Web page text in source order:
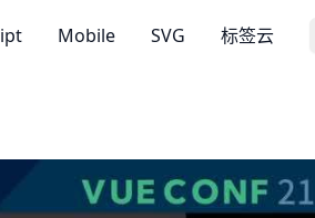
Mobile SVG 标签云